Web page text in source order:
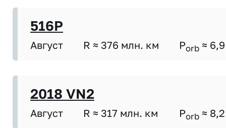
516P
Август R ≈ 376 млн. км Porb ≈ 6,9
2018 VN2
Август R ≈ 317 млн. км Porb ≈ 8,2